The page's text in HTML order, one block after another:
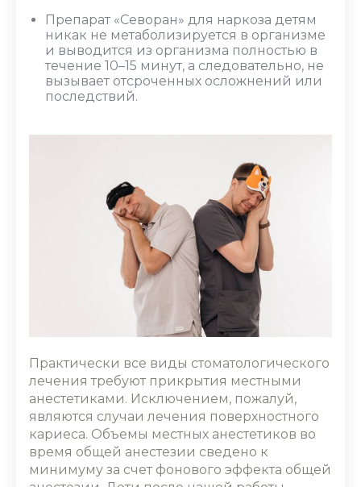
Препарат «Севоран» для наркоза детям
никак не метаболизируется в организме
и выводится из организма полностью в
течение 10–15 минут, а следовательно, не
вызывает отсроченных осложнений или
последствий.
Практически все виды стоматологического
лечения требуют прикрытия местными
анестетиками. Исключением, пожалуй,
являются случаи лечения поверхностного
кариеса. Объемы местных анестетиков во
время общей анестезии сведено к
минимуму за счет фонового эффекта общей